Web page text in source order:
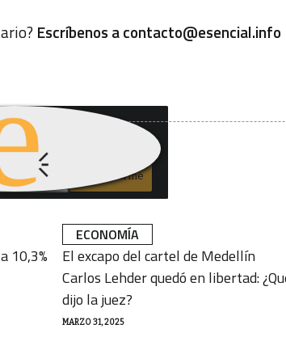
Escríbenos acontacto@esencial.info
nuestro
Subscribirme
10,3%
ECONOMÍA
MARZO 31, 2025
El excapo del cartel de Medellín
Carlos Lehder quedó en libertad:
dijo la juez?